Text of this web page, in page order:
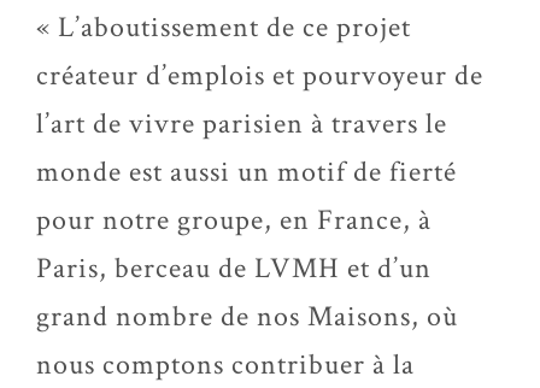
« L’aboutissement de ce projet
créateur d’emplois et pourvoyeur de
l’art de vivre parisien à travers le
monde est aussi un motif de fierté
pour notre groupe, en France, à
Paris, berceau de LVMH et d’un
grand nombre de nos Maisons, où
nous comptons contribuer à la